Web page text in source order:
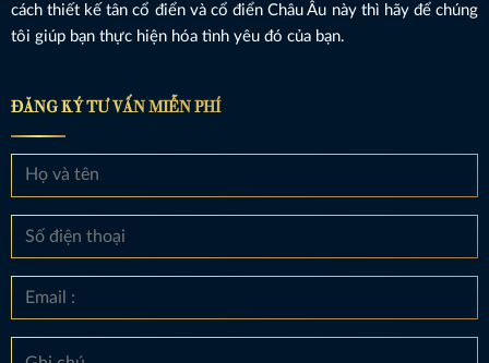
cách thiết kế tân cổ điển và cổ điển Châu Âu này thì hãy để chúng
tôi giúp bạn thực hiện hóa tình yêu đó của bạn.
ĐĂNG KÝ TƯ VẤN MIỄN PHÍ